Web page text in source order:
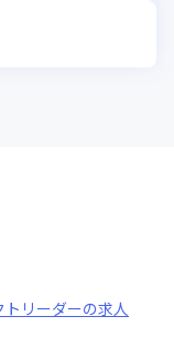
トリーダーの求人